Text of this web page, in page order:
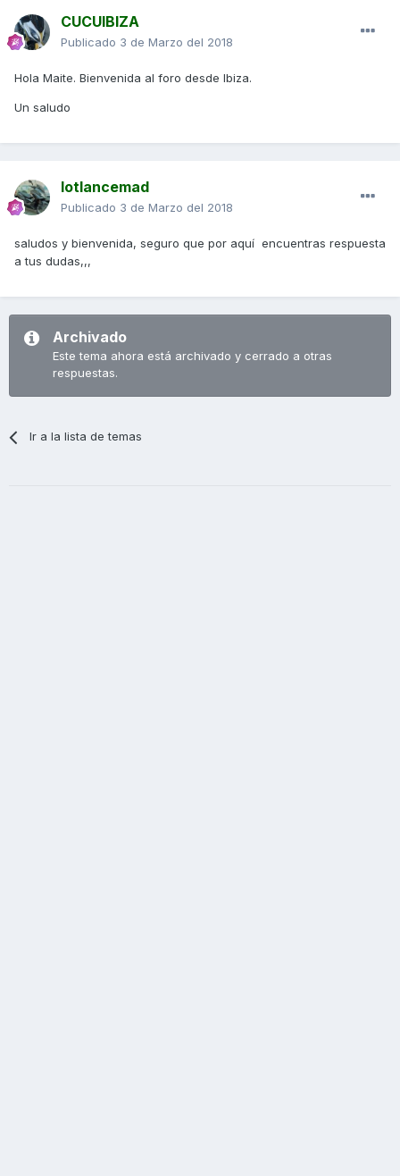
CUCUIBIZA
Publicado 3 de Marzo del 2018
Hola Maite. Bienvenida al foro desde Ibiza.
Un saludo
lotlancemad
Publicado 3 de Marzo del 2018
saludos y bienvenida, seguro que por aquí encuentras respuesta
a tus dudas,,,
Archivado
Este tema ahora está archivado y cerrado a otras
respuestas.
Ir a la lista de temas